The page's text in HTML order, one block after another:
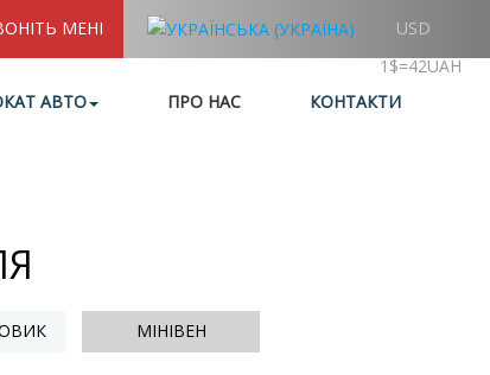
МЕНІ
USD
1$=42UAH
АВТО ПРО НАС КОНТАКТИ
МІНІВЕН